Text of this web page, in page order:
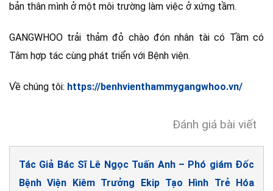
bản thân mình ở một môi trường làm việc ở xứng tầm.
GANGWHOO trải thảm đỏ chào đón nhân tài có Tầm có
Tâm hợp tác cùng phát triển với Bệnh viện.
Về chúng tôi: https://benhvienthammygangwhoo.vn/
Đánh giá bài viết
Tác Giả Bác Sĩ Lê Ngọc Tuấn Anh – Phó giám Đốc
Bệnh Viện Kiêm Trưởng Ekip Tạo Hình Trẻ Hóa